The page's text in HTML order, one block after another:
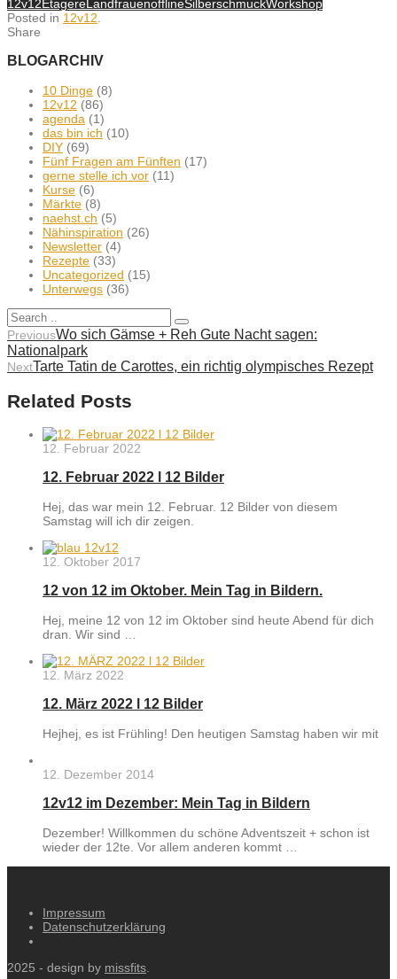
12v12EtagereLandfrauenofflineSilberschmuckWorkshop
Posted in 12v12.
Share
BLOGARCHIV
10 Dinge (8)
12v12 (86)
agenda (1)
das bin ich (10)
DIY (69)
Fünf Fragen am Fünften (17)
gerne stelle ich vor (11)
Kurse (6)
Märkte (8)
naehst.ch (5)
Nähinspiration (26)
Newsletter (4)
Rezepte (33)
Uncategorized (15)
Unterwegs (36)
PreviousWo sich Gämse + Reh Gute Nacht sagen:
Nationalpark
NextTarte Tatin de Carottes, ein richtig olympisches Rezept
Related Posts
12. Februar 2022
12. Februar 2022 l 12 Bilder
Hej, das war mein 12. Februar. 12 Bilder von diesem
Samstag will ich dir zeigen.
12. Oktober 2017
12 von 12 im Oktober. Mein Tag in Bildern.
Hej, meine 12 von 12 im Oktober sind heute Abend für dich
dran. Wir sind …
12. März 2022
12. März 2022 l 12 Bilder
Hejhej, es ist Frühling! Den heutigen Samstag haben wir mit
12. Dezember 2014
12v12 im Dezember: Mein Tag in Bildern
Dezember! Willkommen du schöne Adventszeit + schon ist
wieder der 12te. Vor allem anderen kommt …
Impressum
Datenschutzerklärung
2025 - design by missfits.